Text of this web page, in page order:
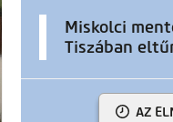
Miskolci
Tiszában
AZ